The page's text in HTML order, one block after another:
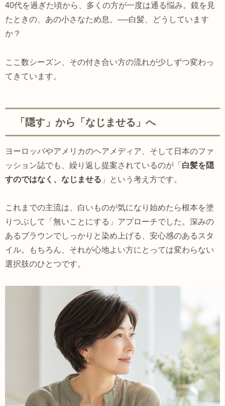
40代を過ぎた頃から、多くの方が一度は通る悩み。鏡を見
たときの、あの小さなため息。──白髪、どうしています
か？
ここ数シーズン、その付き合い方の流れが少しずつ変わっ
てきています。
「隠す」から「なじませる」へ
ヨーロッパやアメリカのヘアメディア、そして日本のファ
ッション誌でも、繰り返し提案されているのが「 白髪を隠
すのではなく、なじませる 」という考え方です。
これまでの主流は、白いものが気になり始めたら根本を塗
りつぶして「無いことにする」アプローチでした。深みの
あるブラウンでしっかりと染め上げる、安心感のあるスタ
イル。もちろん、それが心地よい方にとっては変わらない
選択肢のひとつです。